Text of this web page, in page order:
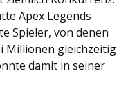
Apex Legends
Spieler, von denen
Millionen gleichzeitig
damit in seiner